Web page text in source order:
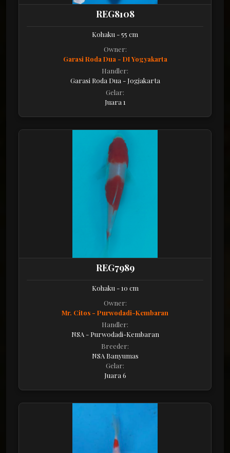
REG8108
Kohaku - 55 cm
Owner:
Garasi Roda Dua - DI Yogyakarta
Handler:
Garasi Roda Dua - Jogjakarta
Gelar:
Juara 1
REG7989
Kohaku - 10 cm
Owner:
Mr. Citos - Purwodadi-Kembaran
Handler:
NSA - Purwodadi-Kembaran
Breeder:
NSA Banyumas
Gelar:
Juara 6